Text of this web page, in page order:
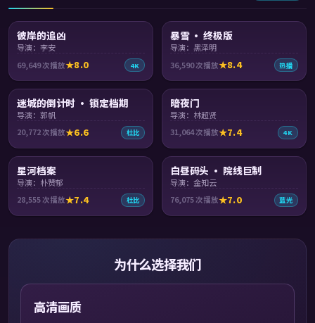
彼岸的追凶
导演：李安
69,649次播放 8.0 4K
暴雪 · 终极版
导演：黑泽明
36,590次播放 8.4 热播
迷城的倒计时 · 锁定档期
导演：郭帆
20,772 次播放 6.6 杜比
暗夜门
导演：林超贤
31,064次播放 7.4 4K
星河档案
导演：朴赞郁
28,555 次播放 7.4 杜比
白昼码头 · 院线巨制
导演：金知云
76,075次播放 7.0 蓝光
为什么选择我们
高清画质